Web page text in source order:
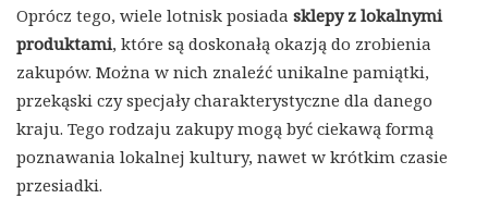
Oprócz tego, wiele lotnisk posiada sklepy z lokalnymi
produktami, które są doskonałą okazją do zrobienia
zakupów. Można w nich znaleźć unikalne pamiątki,
przekąski czy specjały charakterystyczne dla danego
kraju. Tego rodzaju zakupy mogą być ciekawą formą
poznawania lokalnej kultury, nawet w krótkim czasie
przesiadki.